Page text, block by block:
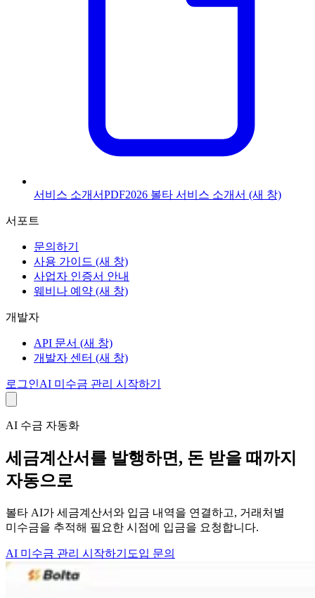
서비스 소개서PDF2026 볼타 서비스 소개서 (새 창)
서포트
문의하기
사용 가이드 (새 창)
사업자 인증서 안내
웨비나 예약 (새 창)
개발자
API 문서 (새 창)
개발자 센터 (새 창)
로그인AI 미수금 관리 시작하기
AI 수금 자동화
세금계산서를 발행하면, 돈 받을 때까지
자동으로
볼타 AI가 세금계산서와 입금 내역을 연결하고, 거래처별
미수금을 추적해 필요한 시점에 입금을 요청합니다.
AI 미수금 관리 시작하기 도입 문의